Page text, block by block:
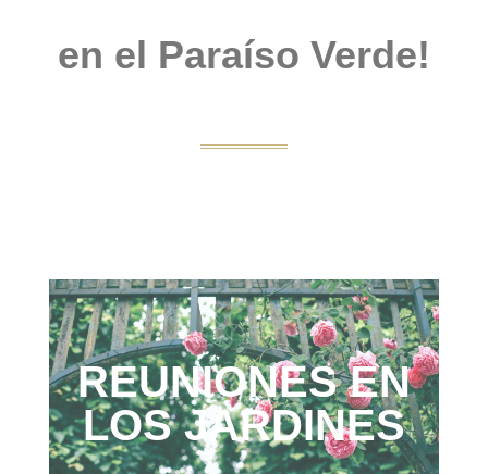
en el Paraíso Verde!
REUNIONES EN
LOS JARDINES